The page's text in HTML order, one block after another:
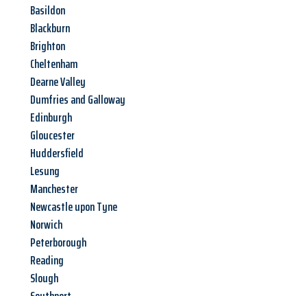
Basildon
Blackburn
Brighton
Cheltenham
Dearne Valley
Dumfries and Galloway
Edinburgh
Gloucester
Huddersfield
Lesung
Manchester
Newcastle upon Tyne
Norwich
Peterborough
Reading
Slough